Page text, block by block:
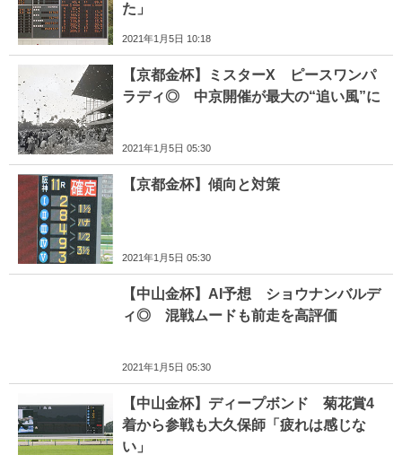
た」
2021年1月5日 10:18
【京都金杯】ミスターX ピースワンパ
ラディ◎ 中京開催が最大の“追い風”に
2021年1月5日 05:30
【京都金杯】傾向と対策
2021年1月5日 05:30
【中山金杯】AI予想 ショウナンバルデ
ィ◎ 混戦ムードも前走を高評価
2021年1月5日 05:30
【中山金杯】ディープボンド 菊花賞4
着から参戦も大久保師「疲れは感じな
い」